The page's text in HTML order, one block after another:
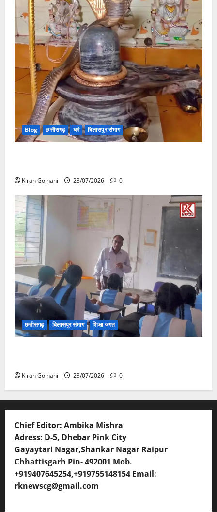
Blog छत्तीसगढ़ धर्म बिलासपुर संभाग
Kiran Golhani 23/07/2026 0
छत्तीसगढ़ बिलासपुर संभाग शिक्षा जगत
Kiran Golhani 23/07/2026 0
Chief Editor: Ambika Mishra
Adress: D-5, Dhebar Pink City
Gayaytari Nagar,Shankar Nagar Raipur
Chhattisgarh Pin- 492001 Mob.
+919407645254,+919755148154 Email:
rknewscg@gmail.com